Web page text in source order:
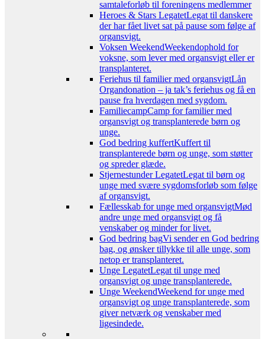
samtaleforløb til foreningens medlemmer
Heroes & Stars LegatetLegat til danskere
der har fået livet sat på pause som følge af
organsvigt.
Voksen WeekendWeekendophold for
voksne, som lever med organsvigt eller er
transplanteret.
Feriehus til familier med organsvigtLån
Organdonation – ja tak’s feriehus og få en
pause fra hverdagen med sygdom.
FamiliecampCamp for familier med
organsvigt og transplanterede børn og
unge.
God bedring kuffertKuffert til
transplanterede børn og unge, som støtter
og spreder glæde.
Stjernestunder LegatetLegat til børn og
unge med svære sygdomsforløb som følge
af organsvigt.
Fællesskab for unge med organsvigtMød
andre unge med organsvigt og få
venskaber og minder for livet.
God bedring bagVi sender en God bedring
bag, og ønsker tillykke til alle unge, som
netop er transplanteret.
Unge LegatetLegat til unge med
organsvigt og unge transplanterede.
Unge WeekendWeekend for unge med
organsvigt og unge transplanterede, som
giver netværk og venskaber med
ligesindede.